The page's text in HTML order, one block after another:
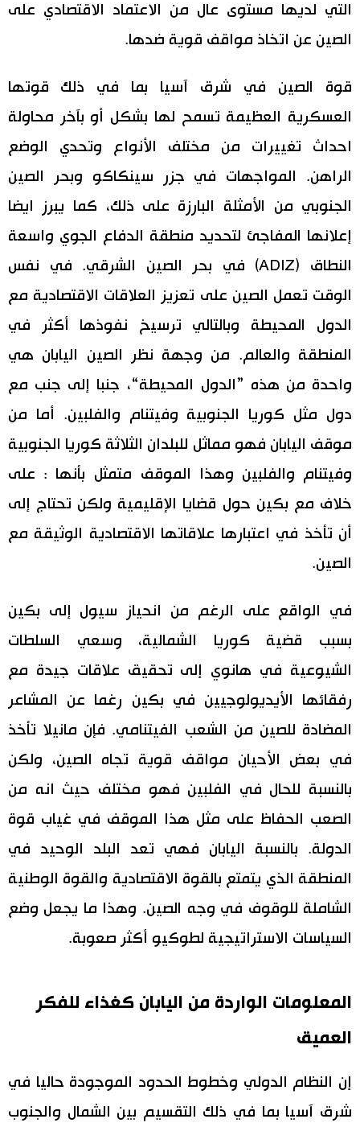
التي لديها مستوى عال من الاعتماد الاقتصادي على
الصين عن اتخاذ مواقف قوية ضدها.
قوة الصين في شرق آسيا بما في ذلك قوتها
العسكرية العظيمة تسمح لها بشكل أو بآخر محاولة
احداث تغييرات من مختلف الأنواع وتحدي الوضع
الراهن. المواجهات في جزر سينكاكو وبحر الصين
الجنوبي من الأمثلة البارزة على ذلك، كما يبرز ايضا
إعلانها المفاجئ لتحديد منطقة الدفاع الجوي واسعة
النطاق (ADIZ) في بحر الصين الشرقي. في نفس
الوقت تعمل الصين على تعزيز العلاقات الاقتصادية مع
الدول المحيطة وبالتالي ترسيخ نفوذها أكثر في
المنطقة والعالم. من وجهة نظر الصين اليابان هي
واحدة من هذه ”الدول المحيطة“، جنبا إلى جنب مع
دول مثل كوريا الجنوبية وفيتنام والفلبين. أما من
موقف اليابان فهو مماثل للبلدان الثلاثة كوريا الجنوبية
وفيتنام والفلبين وهذا الموقف متمثل بأنها : على
خلاف مع بكين حول قضايا الإقليمية ولكن تحتاج إلى
أن تأخذ في اعتبارها علاقاتها الاقتصادية الوثيقة مع
الصين.
في الواقع على الرغم من انحياز سيول إلى بكين
بسبب قضية كوريا الشمالية، وسعي السلطات
الشيوعية في هانوي إلى تحقيق علاقات جيدة مع
رفقائها الأيديولوجيين في بكين رغما عن المشاعر
المضادة للصين من الشعب الفيتنامي. فإن مانيلا تأخذ
في بعض الأحيان مواقف قوية تجاه الصين، ولكن
بالنسبة للحال في الفلبين فهو مختلف حيث انه من
الصعب الحفاظ على مثل هذا الموقف في غياب قوة
الدولة. بالنسبة اليابان فهي تعد البلد الوحيد في
المنطقة الذي يتمتع بالقوة الاقتصادية والقوة الوطنية
الشاملة للوقوف في وجه الصين. وهذا ما يجعل وضع
السياسات الاستراتيجية لطوكيو أكثر صعوبة.
المعلومات الواردة من اليابان كغذاء للفكر
العميق
إن النظام الدولي وخطوط الحدود الموجودة حاليا في
شرق آسيا بما في ذلك التقسيم بين الشمال والجنوب